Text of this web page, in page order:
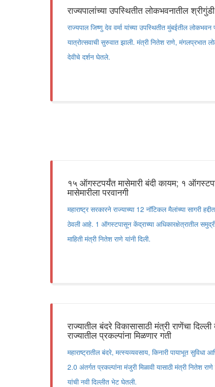
राज्यपालांच्या उपस्थितीत लोकभवनातील
राज्यपाल जिष्णु देव वर्मा यांच्या उपस्थितीत मुंबईतील लोकभवन
यात्रोत्सवाची सुरुवात झाली. मंत्री नितेश राणे, मंगलप्रभात
देवीचे दर्शन घेतले.
१५ ऑगस्टपर्यंत मासेमारी बंदी कायम; १
मासेमारीला परवानगी
महाराष्ट्र सरकारने राज्याच्या 12 नॉटिकल मैलांच्या सागरी
ठेवली आहे. 1 ऑगस्टपासून केंद्राच्या अधिकारक्षेत्रातील समुद्री
माहिती मंत्री नितेश राणे यांनी दिली.
राज्यातील बंदरे विकासासाठी मंत्री राणेंचा
राज्यातील प्रकल्पांना मिळणार गती
महाराष्ट्रातील बंदरे, मत्स्यव्यवसाय, किनारी पायाभूत सुविधा
2.0 अंतर्गत प्रकल्पांना मंजुरी मिळावी यासाठी मंत्री नितेश
यांची नवी दिल्लीत भेट घेतली.